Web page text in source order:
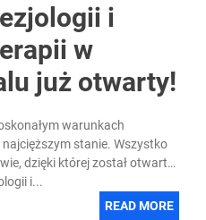
i
w
już otwarty!
warunkach
stanie. Wszystko
dzięki której został otwarty
i...
READ MORE